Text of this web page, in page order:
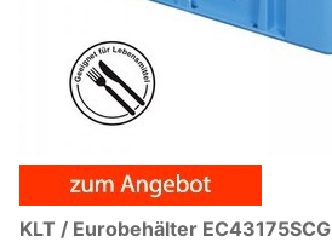
KLT / Eurobehälter EC43175SCG